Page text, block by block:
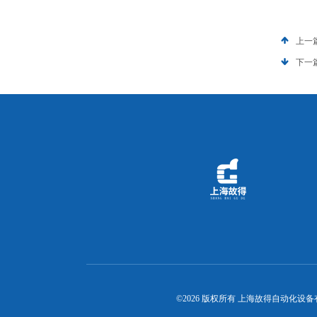
上一
下一
©2026 版权所有 上海故得自动化设